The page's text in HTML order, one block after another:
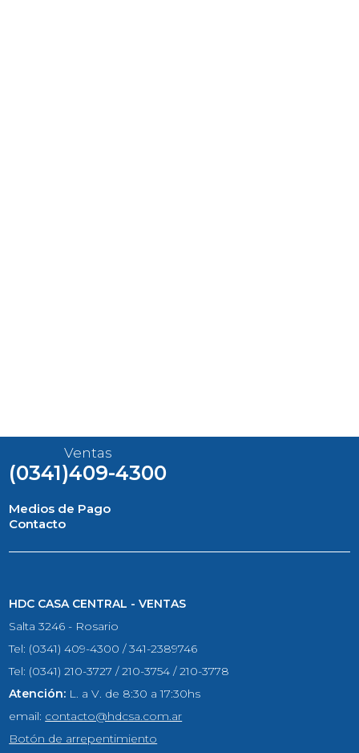
Ventas
(0341)409-4300
Medios de Pago
Contacto
HDC CASA CENTRAL - VENTAS
Salta 3246 - Rosario
Tel: (0341) 409-4300 / 341-2389746
Tel: (0341) 210-3727 / 210-3754 / 210-3778
Atención: L. a V. de 8:30 a 17:30hs
email: contacto@hdcsa.com.ar
Botón de arrepentimiento